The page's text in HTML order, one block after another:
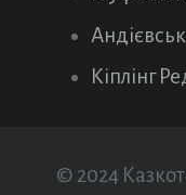
Кіплінг
© 2024